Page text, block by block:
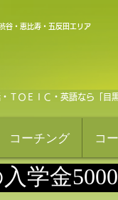
谷・恵比寿・五反田エリア
ＴＯＥＩＣ・英語なら「目
コーチング コ
学金